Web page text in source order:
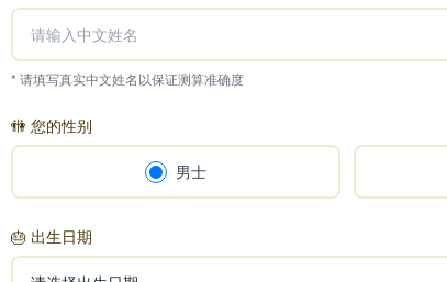
* 请填写真实中文姓名以保证测算准确度
🚻 您的性别
男士
🎂 出生日期